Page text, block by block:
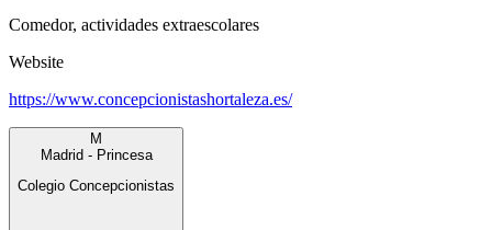
Comedor, actividades extraescolares
Website
https://www.concepcionistashortaleza.es/
M
Madrid - Princesa
Colegio Concepcionistas